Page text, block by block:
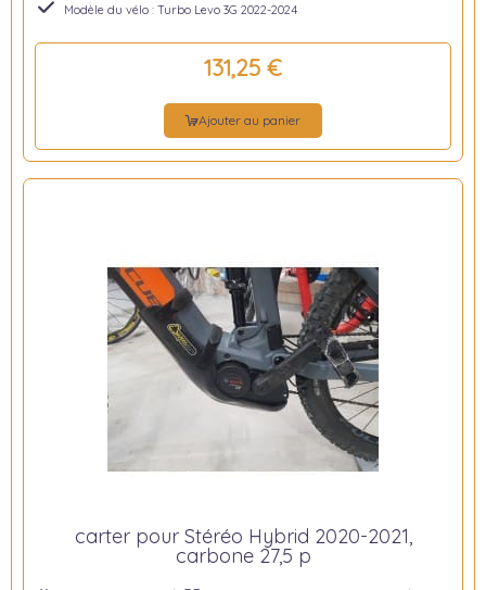
Modèle du vélo : Turbo Levo 3G 2022-2024
131,25 €
Ajouter au panier
carter pour Stéréo Hybrid 2020-2021,
carbone 27,5 p